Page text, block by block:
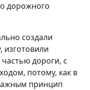
дорожного
создали
дороги, с
потому, как в
принцип